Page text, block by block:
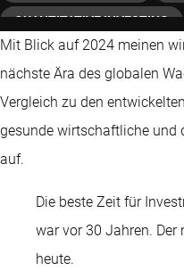
QUANTITATIVE INVESTING
Mit Blick auf 2024 meinen
nächste Ära des globalen
Vergleich zu den
gesunde wirtschaftliche und
auf.
Die beste Zeit für
war vor 30 Jahren.
heute.